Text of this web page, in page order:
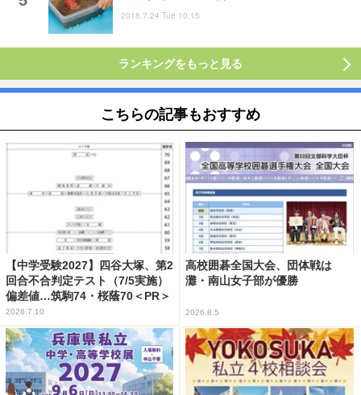
2018.7.24 Tue 10:15
ランキングをもっと見る
こちらの記事もおすすめ
【中学受験2027】四谷大塚、第2
回合不合判定テスト（7/5実施）
偏差値…筑駒74・桜蔭70＜PR＞
2026.7.10
高校囲碁全国大会、団体戦は
灘・南山女子部が優勝
2026.8.5